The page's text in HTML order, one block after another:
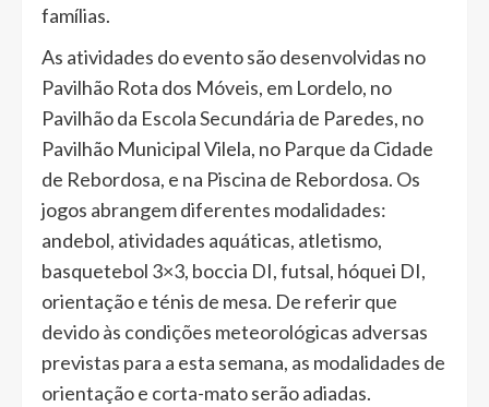
famílias.
As atividades do evento são desenvolvidas no
Pavilhão Rota dos Móveis, em Lordelo, no
Pavilhão da Escola Secundária de Paredes, no
Pavilhão Municipal Vilela, no Parque da Cidade
de Rebordosa, e na Piscina de Rebordosa. Os
jogos abrangem diferentes modalidades:
andebol, atividades aquáticas, atletismo,
basquetebol 3×3, boccia DI, futsal, hóquei DI,
orientação e ténis de mesa. De referir que
devido às condições meteorológicas adversas
previstas para a esta semana, as modalidades de
orientação e corta-mato serão adiadas.